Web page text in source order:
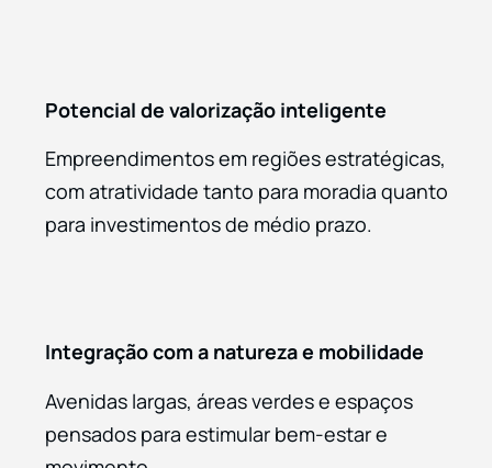
Potencial de valorização inteligente
Empreendimentos em regiões estratégicas,
com atratividade tanto para moradia quanto
para investimentos de médio prazo.
Integração com a natureza e mobilidade
Avenidas largas, áreas verdes e espaços
pensados para estimular bem-estar e